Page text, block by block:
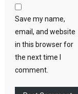
Save my name,
email, and website
in this browser for
the next time I
comment.